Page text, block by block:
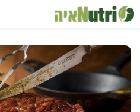
לדלג
לתוכן